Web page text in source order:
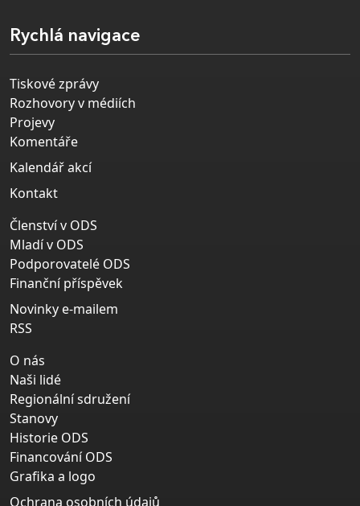
Rychlá navigace
Tiskové zprávy
Rozhovory v médiích
Projevy
Komentáře
Kalendář akcí
Kontakt
Členství v ODS
Mladí v ODS
Podporovatelé ODS
Finanční příspěvek
Novinky e-mailem
RSS
O nás
Naši lidé
Regionální sdružení
Stanovy
Historie ODS
Financování ODS
Grafika a logo
Ochrana osobních údajů